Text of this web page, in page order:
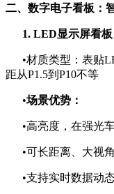
二、数字电子看板：
1. LED显示屏看板
•材质类型：表贴
距从P1.5到P10不等
•场景优势：
•高亮度，在强光
•可长距离、大视
•支持实时数据动